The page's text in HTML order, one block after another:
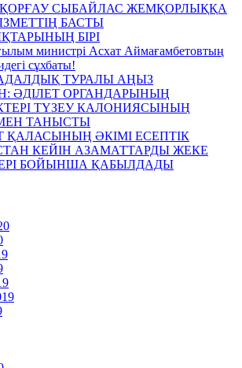
ҚОРҒАУ СЫБАЙЛАС ЖЕМҚОРЛЫҚҚА
БАСТЫ
БІРІ
министрі Асхат Аймағамбетовтың
сұхбаты!
ТУРАЛЫ АҢЫЗ
ӘДІЛЕТ ОРГАНДАРЫНЫҢ
ТҮЗЕУ КАЛОНИЯСЫНЫҢ
ТАНЫСТЫ
ӘКІМІ ЕСЕПТІК
КЕЙІН АЗАМАТТАРДЫ ЖЕКЕ
БОЙЫНША ҚАБЫЛДАДЫ